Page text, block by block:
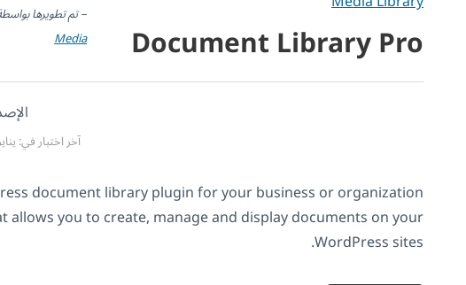
Document Library Pro
– تم تطويرها
Media
آخر اختبار في: يناير 23,
document library plugin for your business or organization
allows you to create, manage and display documents on your
WordPress sites.